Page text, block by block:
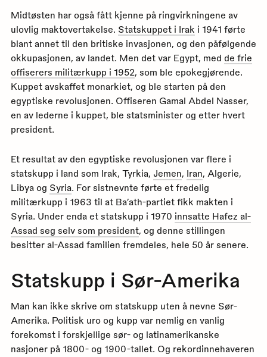
Midtøsten har også fått kjenne på ringvirkningene av
ulovlig maktovertakelse. Statskuppet i Irak i 1941 førte
blant annet til den britiske invasjonen, og den påfølgende
okkupasjonen, av landet. Men det var Egypt, med de frie
offiserers militærkupp i 1952, som ble epokegjørende.
Kuppet avskaffet monarkiet, og ble starten på den
egyptiske revolusjonen. Offiseren Gamal Abdel Nasser,
en av lederne i kuppet, ble statsminister og etter hvert
president.
Et resultat av den egyptiske revolusjonen var flere i
statskupp i land som Irak, Tyrkia, Jemen, Iran, Algerie,
Libya og Syria. For sistnevnte førte et fredelig
militærkupp i 1963 til at Ba’ath-partiet fikk makten i
Syria. Under enda et statskupp i 1970 innsatte Hafez al-
Assad seg selv som president, og denne stillingen
besitter al-Assad familien fremdeles, hele 50 år senere.
Statskupp i Sør-Amerika
Man kan ikke skrive om statskupp uten å nevne Sør-
Amerika. Politisk uro og kupp var nemlig en vanlig
forekomst i forskjellige sør- og latinamerikanske
nasjoner på 1800- og 1900-tallet. Og rekordinnehaveren